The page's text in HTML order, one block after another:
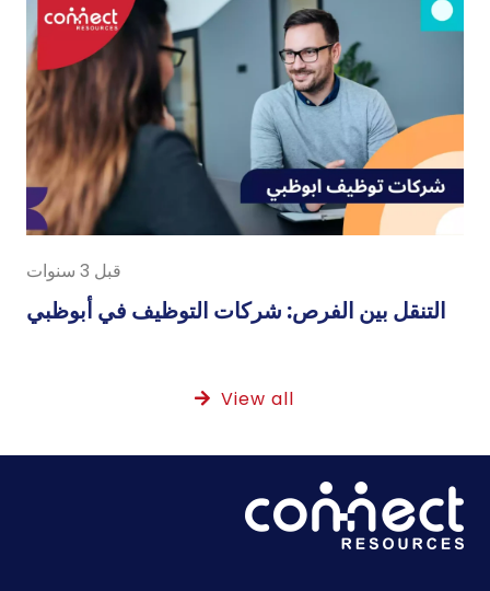
قبل 3 سنوات
التنقل بين الفرص: شركات التوظيف في أبوظبي
View all